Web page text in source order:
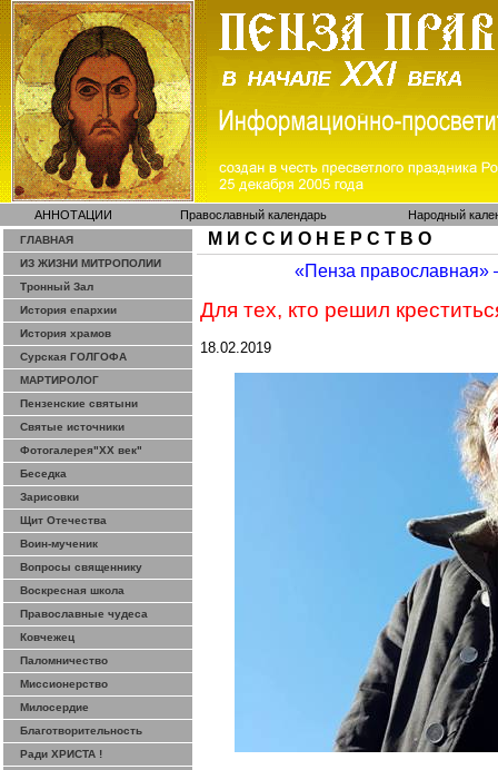
АННОТАЦИИ Православный календарь Народный
ГЛАВНАЯ
ИЗ ЖИЗНИ МИТРОПОЛИИ
Тронный Зал
История епархии
История храмов
Сурская ГОЛГОФА
МАРТИРОЛОГ
Пензенские святыни
Святые источники
Фотогалерея"ХХ век"
Беседка
Зарисовки
Щит Отечества
Воин-мученик
Вопросы священнику
Воскресная школа
Православные чудеса
Ковчежец
Паломничество
Миссионерство
Милосердие
Благотворительность
Ради ХРИСТА !
М И С С И О Н Е Р С Т В О
«Пенза православная»
Для тех, кто решил
18.02.2019